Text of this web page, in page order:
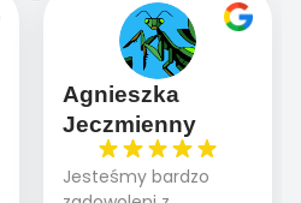
Agnieszka
Jeczmienny
Jesteśmy bardzo